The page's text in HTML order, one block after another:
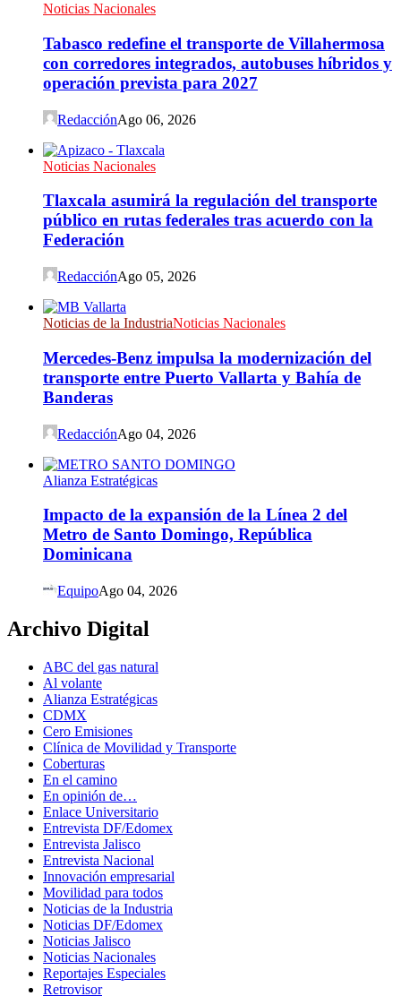
Noticias Nacionales
Tabasco redefine el transporte de Villahermosa
con corredores integrados, autobuses híbridos y
operación prevista para 2027
RedacciónAgo 06, 2026
Noticias Nacionales
Tlaxcala asumirá la regulación del transporte
público en rutas federales tras acuerdo con la
Federación
RedacciónAgo 05, 2026
Noticias de la IndustriaNoticias Nacionales
Mercedes-Benz impulsa la modernización del
transporte entre Puerto Vallarta y Bahía de
Banderas
RedacciónAgo 04, 2026
Alianza Estratégicas
Impacto de la expansión de la Línea 2 del
Metro de Santo Domingo, República
Dominicana
EquipoAgo 04, 2026
Archivo Digital
ABC del gas natural
Al volante
Alianza Estratégicas
CDMX
Cero Emisiones
Clínica de Movilidad y Transporte
Coberturas
En el camino
En opinión de…
Enlace Universitario
Entrevista DF/Edomex
Entrevista Jalisco
Entrevista Nacional
Innovación empresarial
Movilidad para todos
Noticias de la Industria
Noticias DF/Edomex
Noticias Jalisco
Noticias Nacionales
Reportajes Especiales
Retrovisor